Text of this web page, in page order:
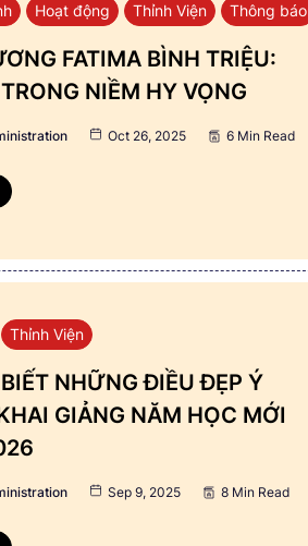
Hoạt động Thỉnh Viện Thông báo
FATIMA BÌNH TRIỆU:
NIỀM HY VỌNG
Oct 26, 2025 6 Min Read
Thỉnh Viện
NHỮNG ĐIỀU ĐẸP Ý
GIẢNG NĂM HỌC MỚI
Sep 9, 2025 8 Min Read